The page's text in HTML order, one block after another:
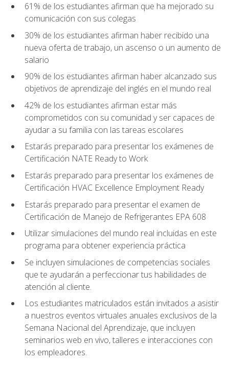
61% de los estudiantes afirman que ha mejorado su
comunicación con sus colegas
30% de los estudiantes afirman haber recibido una
nueva oferta de trabajo, un ascenso o un aumento de
salario
90% de los estudiantes afirman haber alcanzado sus
objetivos de aprendizaje del inglés en el mundo real
42% de los estudiantes afirman estar más
comprometidos con su comunidad y ser capaces de
ayudar a su familia con las tareas escolares
Estarás preparado para presentar los exámenes de
Certificación NATE Ready to Work
Estarás preparado para presentar los exámenes de
Certificación HVAC Excellence Employment Ready
Estarás preparado para presentar el examen de
Certificación de Manejo de Refrigerantes EPA 608
Utilizar simulaciones del mundo real incluidas en este
programa para obtener experiencia práctica
Se incluyen simulaciones de competencias sociales
que te ayudarán a perfeccionar tus habilidades de
atención al cliente.
Los estudiantes matriculados están invitados a asistir
a nuestros eventos virtuales anuales exclusivos de la
Semana Nacional del Aprendizaje, que incluyen
seminarios web en vivo, talleres e interacciones con
los empleadores.